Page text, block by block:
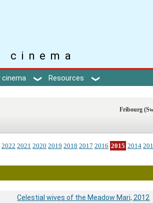
cinema
Resources
Fribourg
2022 2021 2020 2019 2018 2017 2016 2015 2014
Celestial wives of the Meadow Mari, 2012